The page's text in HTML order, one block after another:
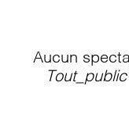
Aucun
Tout_public